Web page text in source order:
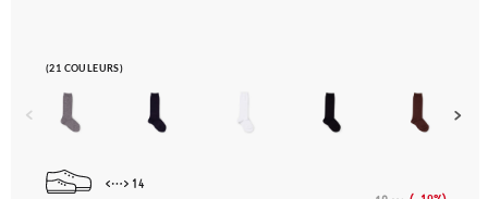
(21 COULEURS)
14